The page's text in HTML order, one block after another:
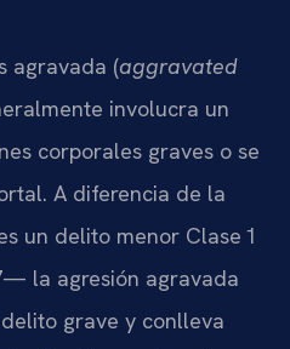
agravada (aggravated
involucra un
corporales graves o se
A diferencia de la
un delito menor Clase 1
la agresión agravada
grave y conlleva